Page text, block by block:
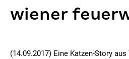
wiener
(14.09.2017) Eine Katzen-Story